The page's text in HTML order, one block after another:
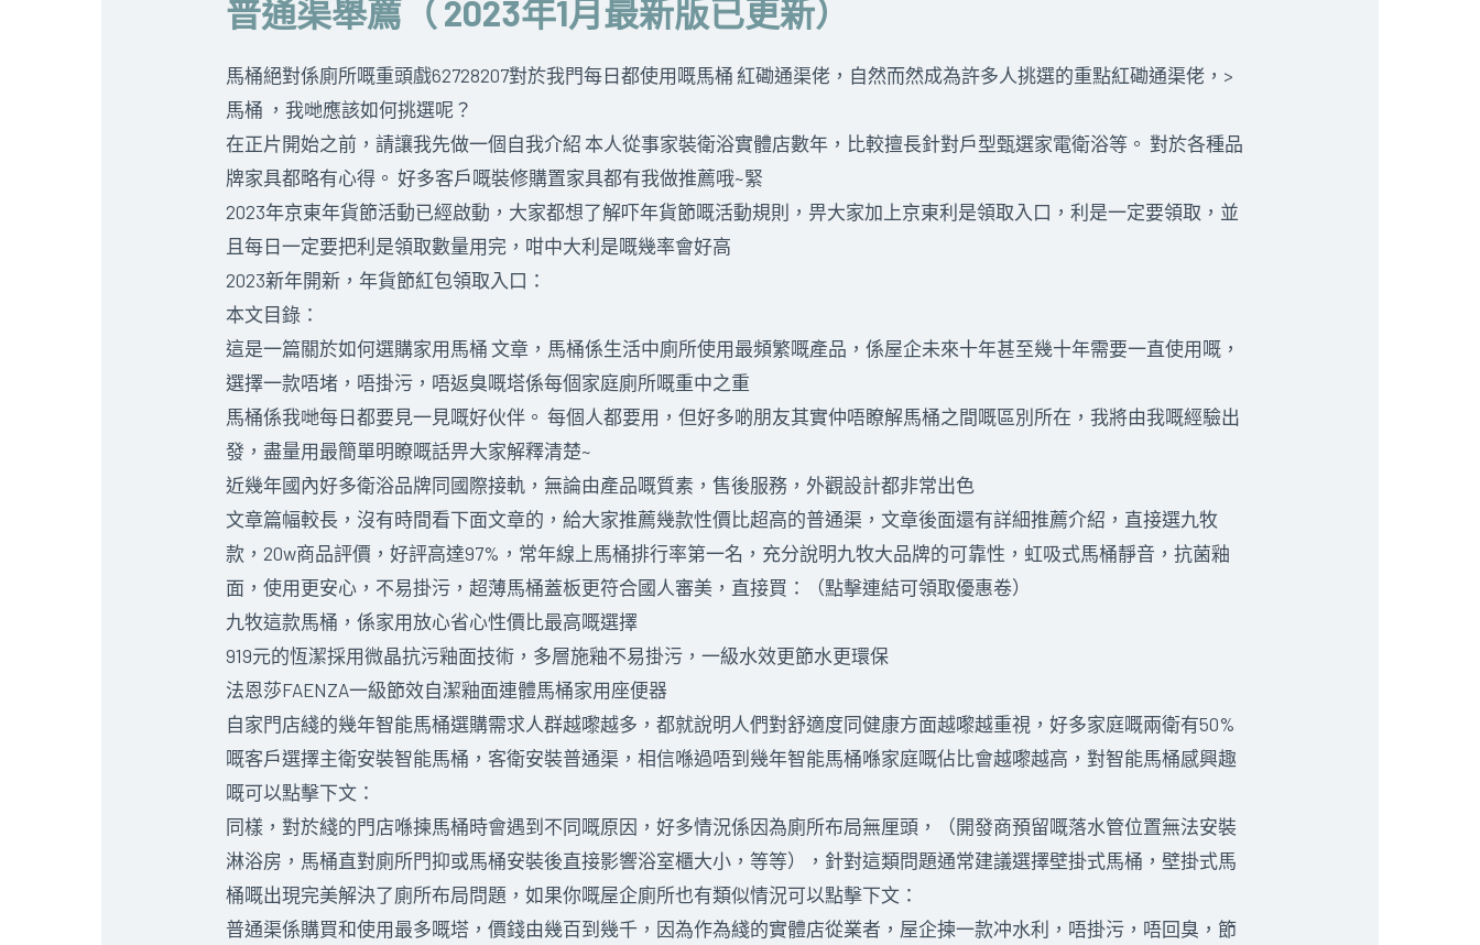
普通渠舉薦（ 2023年1月最新版已更新）
馬桶絕對係廁所嘅重頭戲62728207對於我門每日都使用嘅馬桶 紅磡通渠佬， 自然而然成為許多人挑選的重點紅磡通渠佬， >
馬桶 ，我哋應該如何挑選呢？
在正片開始之前，請讓我先做一個自我介紹 本人從事家裝衛浴實體店數年，比較擅長針對戶型甄選家電衛浴等。 對於各種品
牌家具都略有心得。 好多客戶嘅裝修購置家具都有我做推薦哦~緊
2023年京東年貨節活動已經啟動，大家都想了解吓年貨節嘅活動規則，畀大家加上京東利是領取入口，利是一定要領取，並
且每日一定要把利是領取數量用完，咁中大利是嘅幾率會好高
2023新年開新，年貨節紅包領取入口：
本文目錄：
這是一篇關於如何選購家用 馬桶 文章，馬桶係生活中廁所使用最頻繁嘅產品，係屋企未來十年甚至幾十年需要一直使用嘅，
選擇一款唔堵，唔掛污，唔返臭嘅塔係每個家庭廁所嘅重中之重
馬桶係我哋每日都要見一見嘅好伙伴。 每個人都要用，但好多啲朋友其實仲唔瞭解馬桶之間嘅區別所在，我將由我嘅經驗出
發，盡量用最簡單明瞭嘅話畀大家解釋清楚~
近幾年國內好多衛浴品牌同國際接軌，無論由產品嘅質素，售後服務，外觀設計都非常出色
文章篇幅較長，沒有時間看下面文章的，給大家推薦幾款性價比超高的普通渠，文章後面還有詳細推薦介紹，直接選九牧
款，20w商品評價，好評高達97%，常年線上馬桶排行率第一名，充分說明九牧大品牌的可靠性，虹吸式馬桶靜音，抗菌釉
面，使用更安心，不易掛污，超薄馬桶蓋板更符合國人審美，直接買：（點擊連結可領取優惠卷）
九牧這款馬桶，係家用放心省心性價比最高嘅選擇
919元的恆潔採用微晶抗污釉面技術，多層施釉不易掛污，一級水效更節水更環保
法恩莎FAENZA一級節效自潔釉面連體馬桶家用座便器
自家門店綫的幾年智能馬桶選購需求人群越嚟越多，都就說明人們對舒適度同健康方面越嚟越重視，好多家庭嘅兩衛有50%
嘅客戶選擇主衛安裝智能馬桶，客衛安裝普通渠，相信喺過唔到幾年智能馬桶喺家庭嘅佔比會越嚟越高，對智能馬桶感興趣
嘅可以點擊下文：
同樣，對於綫的門店喺揀馬桶時會遇到不同嘅原因，好多情況係因為廁所布局無厘頭，（開發商預留嘅落水管位置無法安裝
淋浴房，馬桶直對廁所門抑或馬桶安裝後直接影響浴室櫃大小，等等），針對這類問題通常建議選擇壁掛式馬桶，壁掛式馬
桶嘅出現完美解決了廁所布局問題，如果你嘅屋企廁所也有類似情況可以點擊下文：
普通渠係購買和使用最多嘅塔，價錢由幾百到幾千，因為作為綫的實體店從業者，屋企揀一款冲水利，唔掛污，唔回臭，節